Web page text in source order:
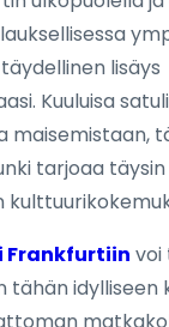
lisäys
Kuuluisa
maisemistaan,
tarjoaa
Frankfurtiin voi
tähän idylliseen